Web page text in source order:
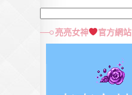
彙
集
關
亮亮女神 官方網站